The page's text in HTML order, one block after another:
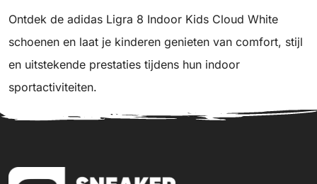
Ontdek de adidas Ligra 8 Indoor Kids Cloud White
schoenen en laat je kinderen genieten van comfort, stijl
en uitstekende prestaties tijdens hun indoor
sportactiviteiten.